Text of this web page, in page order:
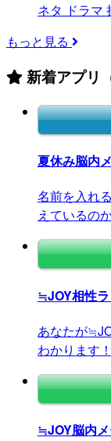
ネタ ドラマ
もっと見る
新着アプリ
夏休み脳内
名前を入れ
えているの
≒JOY相性
あなたが
わかります！
≒JOY脳内